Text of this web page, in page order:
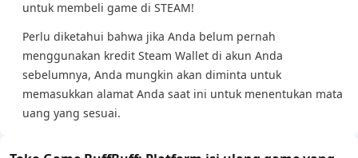
untuk membeli game di STEAM!
Perlu diketahui bahwa jika Anda belum pernah
menggunakan kredit Steam Wallet di akun Anda
sebelumnya, Anda mungkin akan diminta untuk
memasukkan alamat Anda saat ini untuk menentukan mata
uang yang sesuai.